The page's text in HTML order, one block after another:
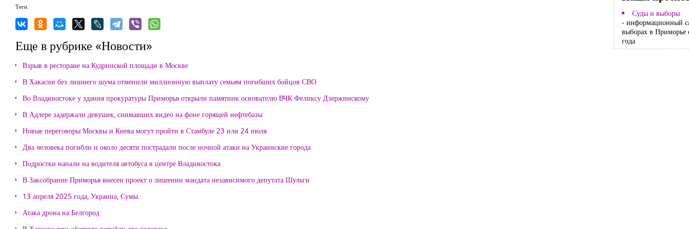
Теги:
Еще в рубрике «Новости»
Взрыв в ресторане на Кудринской площади в Москве
В Хакасии без лишнего шума отменили миллионную выплату семьям погибших бойцов СВО
Во Владивостоке у здания прокуратуры Приморья открыли памятник основателю ВЧК Феликсу Дзержинскому
В Адлере задержали девушек, снимавших видео на фоне горящей нефтебазы
Новые переговоры Москвы и Киева могут пройти в Стамбуле 23 или 24 июля
Два человека погибли и около десяти пострадали после ночной атаки на Украинские города
Подростки напали на водителя автобуса в центре Владивостока
В Заксобрание Приморья внесен проект о лишении мандата независимого депутата Шульги
13 апреля 2025 года, Украина, Сумы.
Атака дрона на Белгород
Суды и выборы
- информационный
выборах в Приморье
года